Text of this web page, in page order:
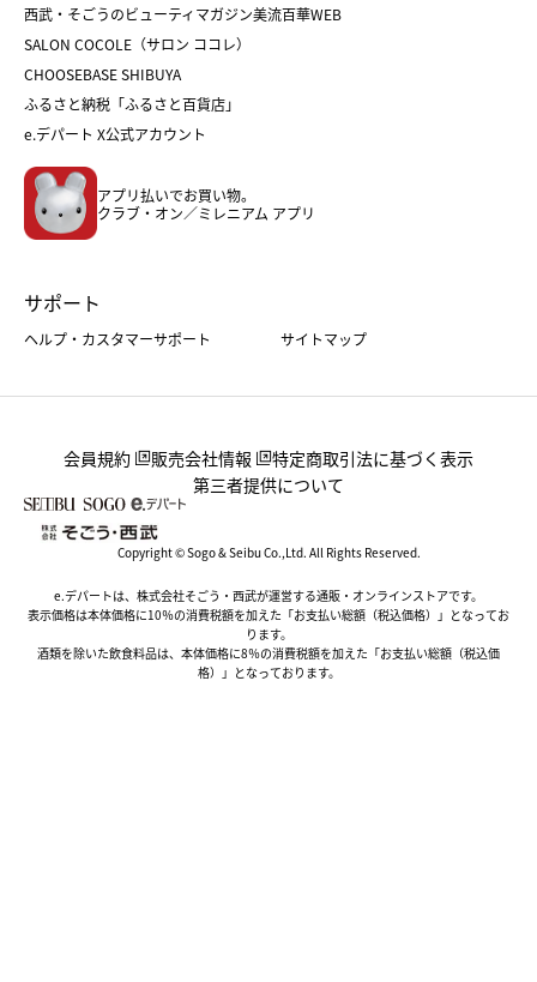
ホワイトデー
バレンタイン
ホワイトデー
おせち
フード
ホーム・キッチン＆アート
西武・そごうのビューティマガジン美流百華WEB
SALON COCOLE（サロン ココレ）
CHOOSEBASE SHIBUYA
ふるさと納税「ふるさと百貨店」
e.デパート X公式アカウント
アプリ払いでお買い物。
クラブ・オン／ミレニアム アプリ
サポート
ヘルプ・カスタマーサポート サイトマップ
会員規約 販売会社情報
特定商取引法に基づく表示
第三者提供について
Copyright © Sogo & Seibu Co.,Ltd. All Rights Reserved.
e.デパートは、株式会社そごう・西武が運営する通販・オンラインストアです。
表示価格は本体価格に10％の消費税額を加えた「お支払い総額（税込価格）」となってお
ります。
酒類を除いた飲食料品は、本体価格に8％の消費税額を加えた「お支払い総額（税込価
格）」となっております。